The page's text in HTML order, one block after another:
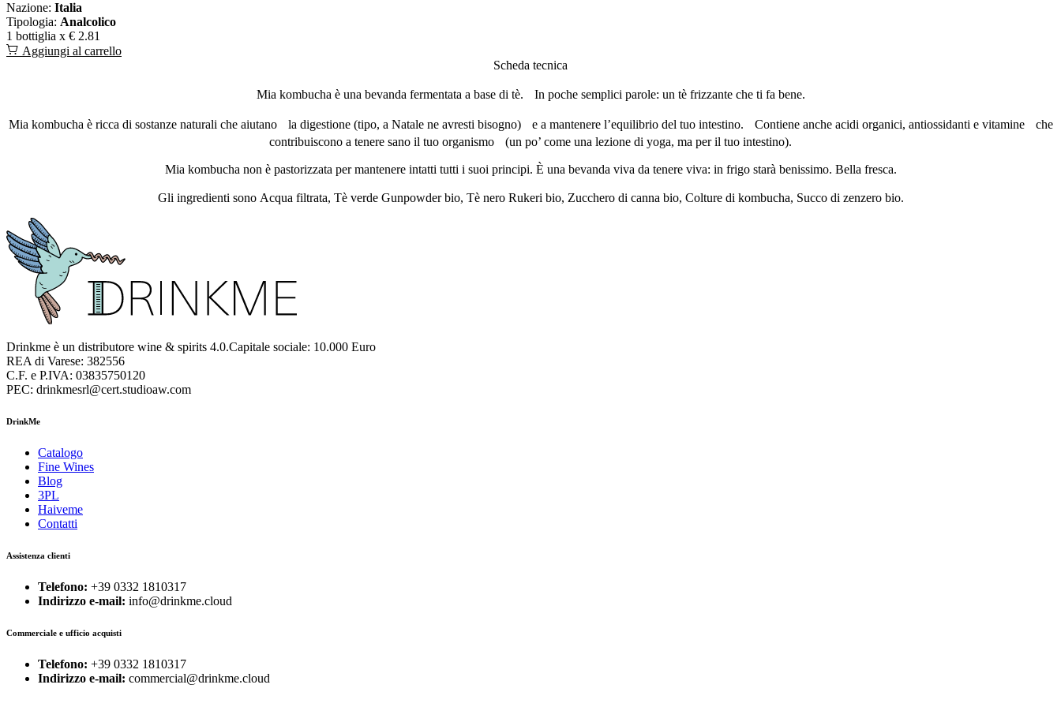
Nazione: Italia
Tipologia: Analcolico
1 bottiglia x € 2.81
Aggiungi al carrello
Scheda tecnica
Mia kombucha è una bevanda fermentata a base di tè. In poche semplici parole: un tè frizzante che ti fa bene.
Mia kombucha è ricca di sostanze naturali che aiutano la digestione (tipo, a Natale ne avresti bisogno) e a mantenere l’equilibrio del tuo intestino. Contiene anche acidi organici, antiossidanti e vitamine che
contribuiscono a tenere sano il tuo organismo (un po’ come una lezione di yoga, ma per il tuo intestino).
Mia kombucha non è pastorizzata per mantenere intatti tutti i suoi principi. È una bevanda viva da tenere viva: in frigo starà benissimo. Bella fresca.
Gli ingredienti sono Acqua filtrata, Tè verde Gunpowder bio, Tè nero Rukeri bio, Zucchero di canna bio, Colture di kombucha, Succo di zenzero bio.
Drinkme è un distributore wine & spirits 4.0.Capitale sociale: 10.000 Euro
REA di Varese: 382556
C.F. e P.IVA: 03835750120
PEC: drinkmesrl@cert.studioaw.com
DrinkMe
Catalogo
Fine Wines
Blog
3PL
Haiveme
Contatti
Assistenza clienti
Telefono: +39 0332 1810317
Indirizzo e-mail: info@drinkme.cloud
Commerciale e ufficio acquisti
Telefono: +39 0332 1810317
Indirizzo e-mail: commercial@drinkme.cloud